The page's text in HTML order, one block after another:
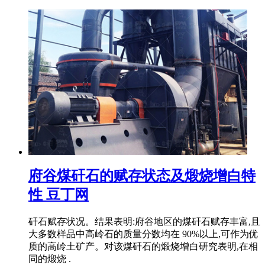
府谷煤矸石的赋存状态及煅烧增白特
性 豆丁网
矸石赋存状况。结果表明:府谷地区的煤矸石赋存丰富,且
大多数样品中高岭石的质量分数均在 90%以上,可作为优
质的高岭土矿产。对该煤矸石的煅烧增白研究表明,在相
同的煅烧 .